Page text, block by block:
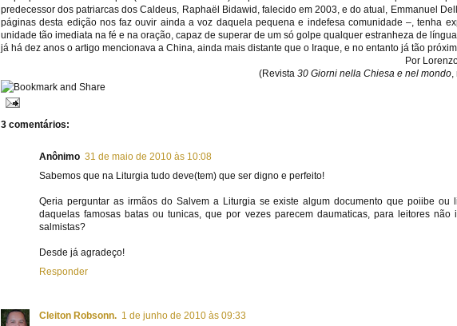
predecessor dos patriarcas dos Caldeus, Raphaël Bidawid, falecido em 2003, e do atual, Emmanuel
páginas desta edição nos faz ouvir ainda a voz daquela pequena e indefesa comunidade –, tenha
unidade tão imediata na fé e na oração, capaz de superar de um só golpe qualquer estranheza de
já há dez anos o artigo mencionava a China, ainda mais distante que o Iraque, e no entanto já tão
Por
(Revista 30 Giorni nella Chiesa e nel mondo
3 comentários:
Anônimo 31 de maio de 2010 às 10:08
Sabemos que na Liturgia tudo deve(tem) que ser digno e perfeito!
Qeria perguntar as irmãos do Salvem a Liturgia se existe algum documento que poiibe ou
daquelas famosas batas ou tunicas, que por vezes parecem daumaticas, para leitores não
salmistas?
Desde já agradeço!
Responder
Cleiton Robsonn. 1 de junho de 2010 às 09:33